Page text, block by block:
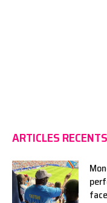
ARTICLES RECENTS